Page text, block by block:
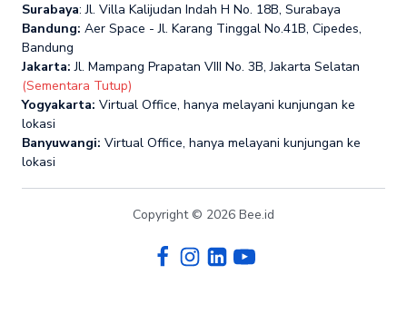
Surabaya: Jl. Villa Kalijudan Indah H No. 18B, Surabaya
Bandung: Aer Space - Jl. Karang Tinggal No.41B, Cipedes,
Bandung
Jakarta: Jl. Mampang Prapatan VIII No. 3B, Jakarta Selatan
(Sementara Tutup)
Yogyakarta: Virtual Office, hanya melayani kunjungan ke
lokasi
Banyuwangi: Virtual Office, hanya melayani kunjungan ke
lokasi
Copyright © 2026 Bee.id